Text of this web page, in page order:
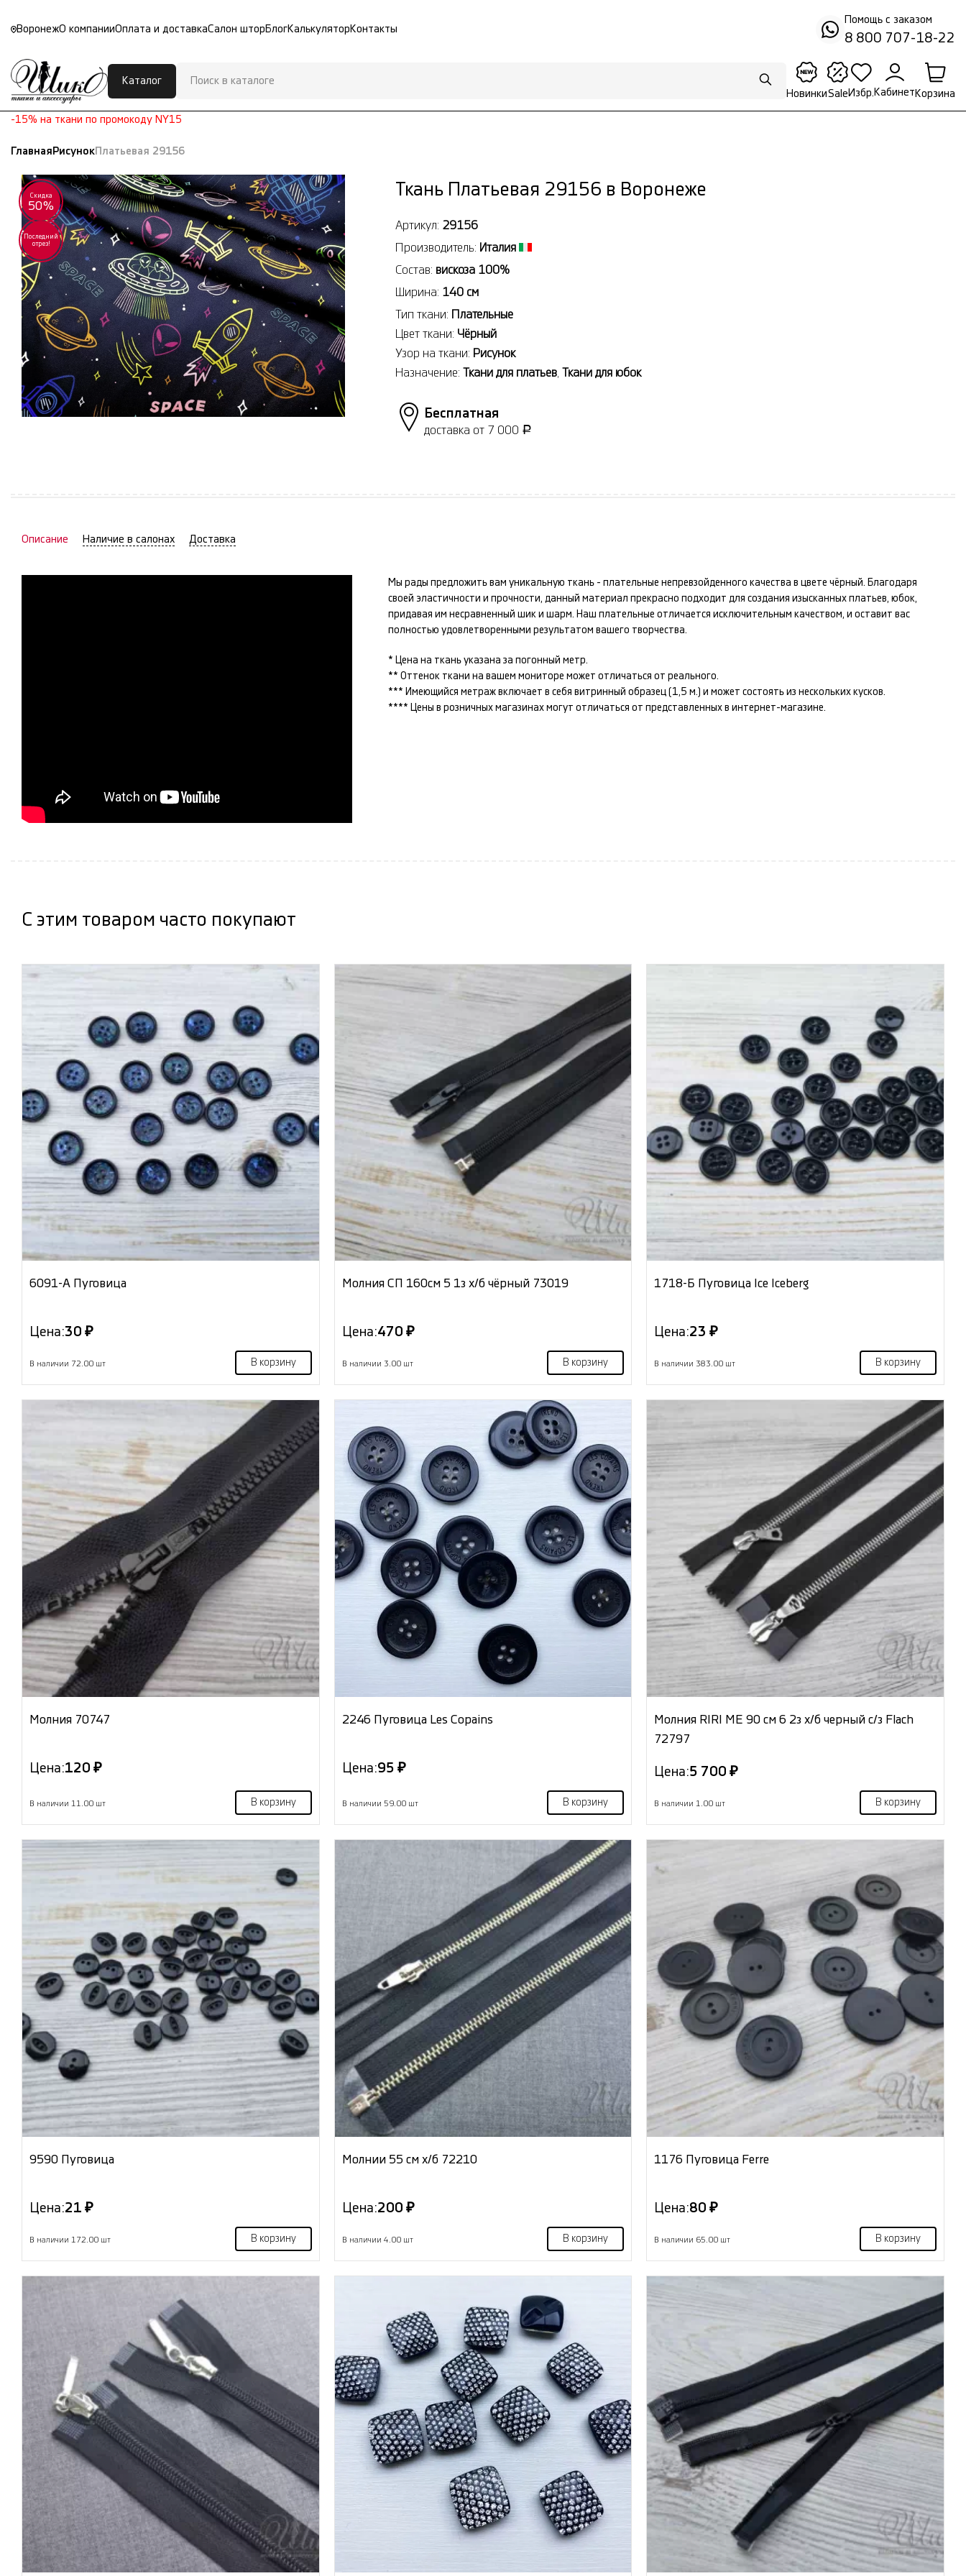
ВоронежО компанииОплата и доставкаСалон штор БлогКалькулятор Контакты
Помощь с заказом
8 800 707-18-22
Каталог
НовинкиSale Избр. Кабинет Корзина
-15% на ткани по промокоду NY15
Главная Рисунок Платьевая 29156
Скидка
50%
Последний
отрез!
Ткань Платьевая 29156 в Воронеже
Артикул: 29156
Производитель: Италия
Состав: вискоза 100%
Ширина: 140 см
Тип ткани: Плательные
Цвет ткани: Чёрный
Узор на ткани: Рисунок
Назначение: Ткани для платьев Ткани для юбок
Бесплатная
доставка от 7 000 Р
Описание Наличие в салонах Доставка
Мы рады предложить вам уникальную ткань - плательные непревзойденного качества в цвете чёрный. Благодаря
своей эластичности и прочности, данный материал прекрасно подходит для создания изысканных платьев, юбок,
придавая им несравненный шик и шарм. Наш плательные отличается исключительным качеством, и оставит вас
полностью удовлетворенными результатом вашего творчества.
* Цена на ткань указана за погонный метр.
** Оттенок ткани на вашем мониторе может отличаться от реального.
*** Имеющийся метраж включает в себя витринный образец (1,5 м.) и может состоять из нескольких кусков.
**** Цены в розничных магазинах могут отличаться от представленных в интернет-магазине.
С этим товаром часто покупают
6091-А Пуговица
Цена:30 ₽
В наличии 72.00 шт В корзину
Молния СП 160см 5 1з х/б чёрный 73019
Цена:470 ₽
В наличии 3.00 шт В корзину
1718-Б Пуговица Ice Iceberg
Цена:23 ₽
В наличии 383.00 шт В корзину
Молния 70747
Цена:120 ₽
В наличии 11.00 шт В корзину
2246 Пуговица Les Copains
Цена:95 ₽
В наличии 59.00 шт В корзину
Молния RIRI МЕ 90 см 6 2з х/б черный с/з Flach
72797
Цена:5 700 ₽
В наличии 1.00 шт В корзину
9590 Пуговица
Цена:21 ₽
В наличии 172.00 шт В корзину
Молнии 55 см х/б 72210
Цена:200 ₽
В наличии 4.00 шт В корзину
1176 Пуговица Ferre
Цена:80 ₽
В наличии 65.00 шт В корзину